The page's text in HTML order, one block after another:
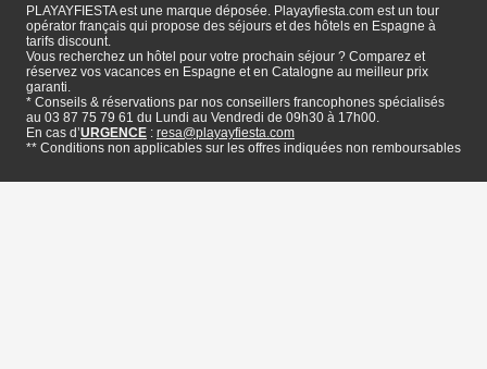
PLAYAYFIESTA est une marque déposée. Playayfiesta.com est un tour
opérator français qui propose des séjours et des hôtels en Espagne à
tarifs discount.
Vous recherchez un hôtel pour votre prochain séjour ? Comparez et
réservez vos vacances en Espagne et en Catalogne au meilleur prix
garanti.
* Conseils & réservations par nos conseillers francophones spécialisés
au 03 87 75 79 61 du Lundi au Vendredi de 09h30 à 17h00.
En cas d’URGENCE : resa@playayfiesta.com
** Conditions non applicables sur les offres indiquées non remboursables